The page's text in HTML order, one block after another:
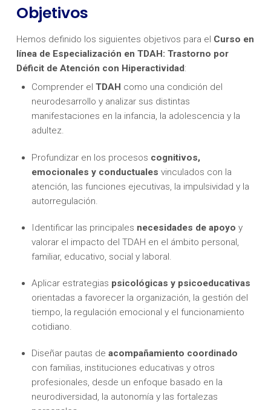
Objetivos
Hemos definido los siguientes objetivos para el Curso en
línea de Especialización en TDAH: Trastorno por
Déficit de Atención con Hiperactividad:
Comprender elTDAH como una condición del
neurodesarrollo y analizar sus distintas
manifestaciones en la infancia, la adolescencia y la
adultez.
Profundizar en los procesos cognitivos,
emocionales y conductuales vinculados con la
atención, las funciones ejecutivas, la impulsividad y la
autorregulación.
Identificar las principales necesidades de apoyo y
valorar el impacto del TDAH en el ámbito personal,
familiar, educativo, social y laboral.
Aplicar estrategias psicológicas y psicoeducativas
orientadas a favorecer la organización, la gestión del
tiempo, la regulación emocional y el funcionamiento
cotidiano.
Diseñar pautas deacompañamiento coordinado
con familias, instituciones educativas y otros
profesionales, desde un enfoque basado en la
neurodiversidad, la autonomía y las fortalezas